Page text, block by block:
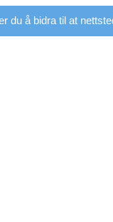
å bidra til at